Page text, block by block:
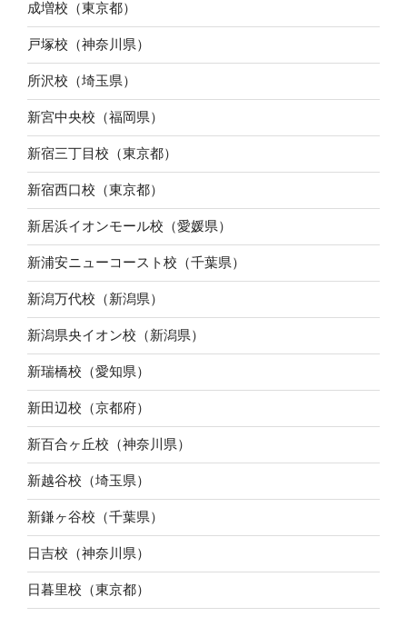
成増校（東京都）
戸塚校（神奈川県）
所沢校（埼玉県）
新宮中央校（福岡県）
新宿三丁目校（東京都）
新宿西口校（東京都）
新居浜イオンモール校（愛媛県）
新浦安ニューコースト校（千葉県）
新潟万代校（新潟県）
新潟県央イオン校（新潟県）
新瑞橋校（愛知県）
新田辺校（京都府）
新百合ヶ丘校（神奈川県）
新越谷校（埼玉県）
新鎌ヶ谷校（千葉県）
日吉校（神奈川県）
日暮里校（東京都）